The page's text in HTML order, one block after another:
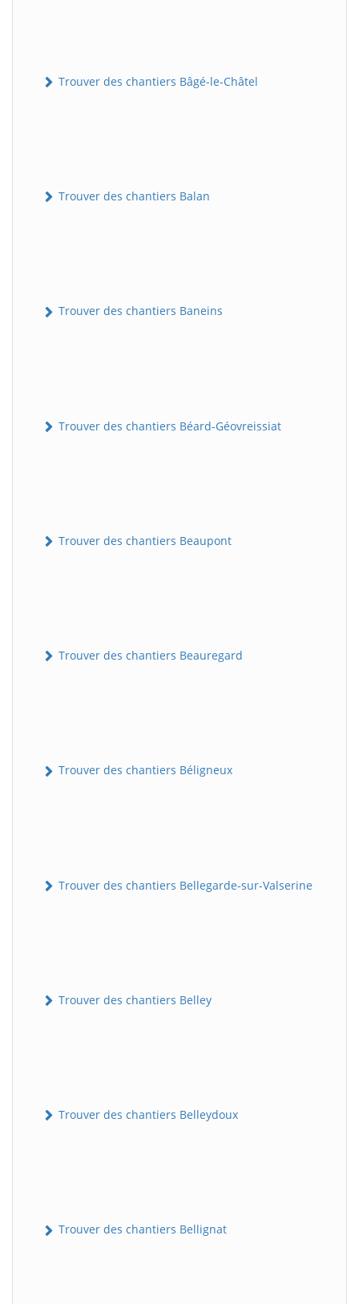
Trouver des chantiers Bâgé-le-Châtel
Trouver des chantiers Balan
Trouver des chantiers Baneins
Trouver des chantiers Béard-Géovreissiat
Trouver des chantiers Beaupont
Trouver des chantiers Beauregard
Trouver des chantiers Béligneux
Trouver des chantiers Bellegarde-sur-Valserine
Trouver des chantiers Belley
Trouver des chantiers Belleydoux
Trouver des chantiers Bellignat